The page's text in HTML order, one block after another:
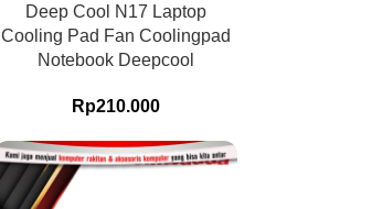
Deep Cool N17 Laptop
Cooling Pad Fan Coolingpad
Notebook Deepcool
Rp210.000